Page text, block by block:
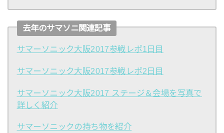
去年のサマソニ関連記事
サマーソニック大阪2017参戦レポ1日目
サマーソニック大阪2017参戦レポ2日目
サマーソニック大阪2017 ステージ＆会場を写真で
詳しく紹介
サマーソニックの持ち物を紹介